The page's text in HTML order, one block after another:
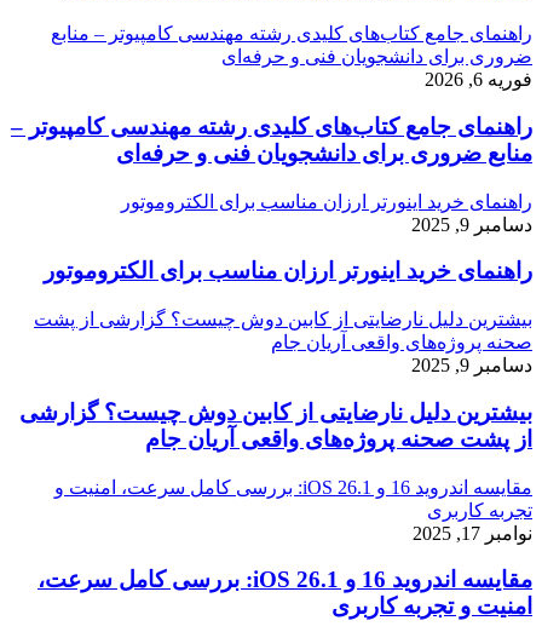
راهنمای جامع کتاب‌های کلیدی رشته مهندسی کامپیوتر – منابع
ضروری برای دانشجویان فنی و حرفه‌ای
فوریه 6, 2026
راهنمای جامع کتاب‌های کلیدی رشته مهندسی کامپیوتر –
منابع ضروری برای دانشجویان فنی و حرفه‌ای
راهنمای خرید اینورتر ارزان مناسب برای الکتروموتور
دسامبر 9, 2025
راهنمای خرید اینورتر ارزان مناسب برای الکتروموتور
بیشترین دلیل نارضایتی از کابین دوش چیست؟ گزارشی از پشت
صحنه پروژه‌های واقعی آریان جام
دسامبر 9, 2025
بیشترین دلیل نارضایتی از کابین دوش چیست؟ گزارشی
از پشت صحنه پروژه‌های واقعی آریان جام
مقایسه اندروید 16 و iOS 26.1: بررسی کامل سرعت، امنیت و
تجربه کاربری
نوامبر 17, 2025
مقایسه اندروید 16 و iOS 26.1: بررسی کامل سرعت،
امنیت و تجربه کاربری